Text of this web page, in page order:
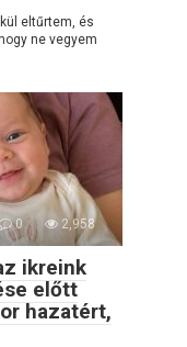
eltűrtem, és
ne vegyem
0 2,958
ikreink
előtt
hazatért,